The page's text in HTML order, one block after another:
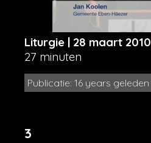
Liturgie | 28 maart 2010
27 minuten
Publicatie: 16 years geleden
3